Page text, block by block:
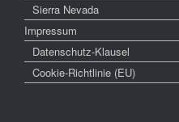
Sierra Nevada
Impressum
Datenschutz-Klausel
Cookie-Richtlinie (EU)